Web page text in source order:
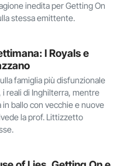
inedita per Getting On
stessa emittente.
I Royals e
famiglia più disfunzionale
reali di Inghilterra, mentre
ballo con vecchie e nuove
la prof. Littizzetto